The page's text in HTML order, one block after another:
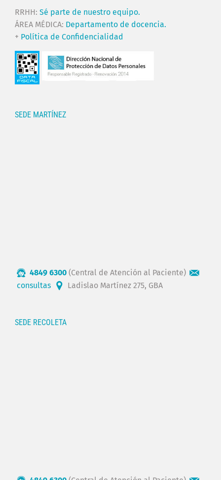
RRHH: Sé parte de nuestro equipo.
ÁREA MÉDICA: Departamento de docencia.
+ Política de Confidencialidad
SEDE MARTÍNEZ
4849 6300 (Central de Atención al Paciente)
consultas
Ladislao Martínez 275, GBA
SEDE RECOLETA